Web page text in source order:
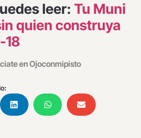
leer: Tu Muni
quien construya
18
en Ojoconmipisto